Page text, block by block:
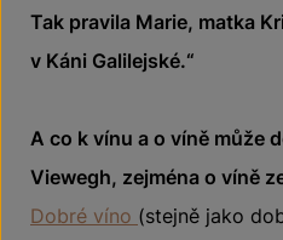
Tak pravila Marie, matka
v Káni Galilejské.“
A co k vínu a o víně může
Viewegh, zejména o víně
Dobré víno (stejně jako